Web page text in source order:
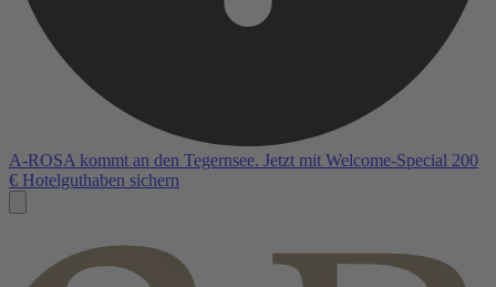
A-ROSA kommt an den Tegernsee. Jetzt mit Welcome-Special 200
€ Hotelguthaben sichern